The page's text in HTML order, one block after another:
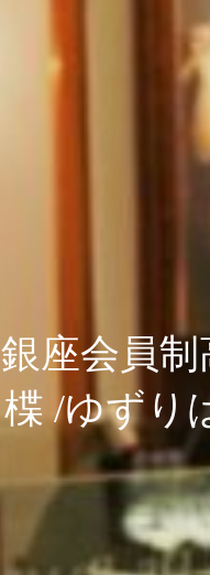
銀座会員
楪 /ゆずり
銀座会員
楪 /ゆずり
銀座会員
楪 /ゆずり